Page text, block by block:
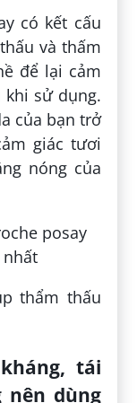
có kết cấu
và thấm
để lại cảm
khi sử dụng.
của bạn trở
giác tươi
nóng của
thẩm thấu
tái
nên dùng